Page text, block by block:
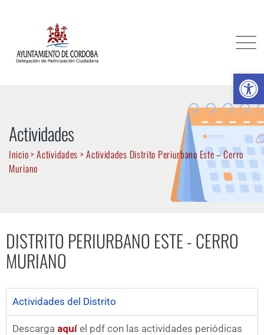
Actividades
Inicio>Actividades >Actividades Distrito Periurbano Este – Cerro
Muriano
DISTRITO PERIURBANO ESTE - CERRO
MURIANO
Actividades del Distrito
Descarga aquí el pdf con las actividades periódicas